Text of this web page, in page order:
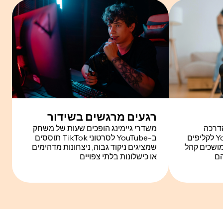
רגעים מרגשים בשידור
משדרי גיימינג הופכים שעות של משחק
ב-YouTube לסרטוני TikTok תוססים
שמציגים ניקוד גבוה, ניצחונות מדהימים
או כישלונות בלתי צפויים
המפורטים שלהם ב-YouTube לקליפים
קהל